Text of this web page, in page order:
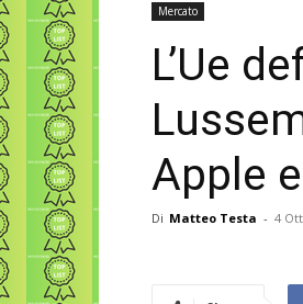
Mercato
L’Ue
Apple
Di Matteo Testa - 4